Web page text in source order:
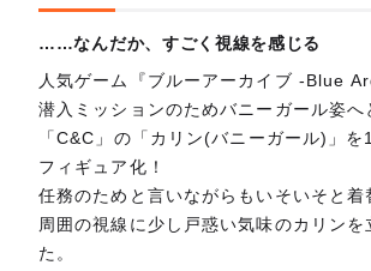
……なんだか、すごく視線を感じる
人気ゲーム『ブルーアーカイブ -Blue
潜入ミッションのためバニーガール姿へ
「C&C」の「カリン(バニーガール)」
フィギュア化！
任務のためと言いながらもいそいそと着
周囲の視線に少し戸惑い気味のカリンを
た。